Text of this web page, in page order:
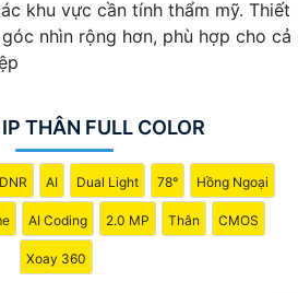
khu vực cần tính thẩm mỹ. Thiết
nhìn rộng hơn, phù hợp cho cả
THÂN FULL COLOR
AI Dual Light 78° Hồng Ngoại
AI Coding 2.0 MP Thân CMOS
Xoay 360